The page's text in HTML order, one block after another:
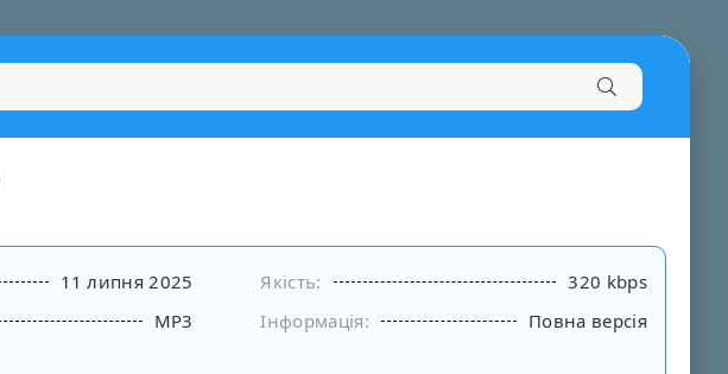
11 липня 2025 Якість:
320 kbps
MP3 Інформація: Повна версія